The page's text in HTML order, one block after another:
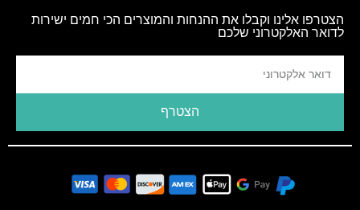
הצטרפו אלינו וקבלו את ההנחות והמוצרים הכי חמים ישירות
לדואר האלקטרוני שלכם
הצטרף